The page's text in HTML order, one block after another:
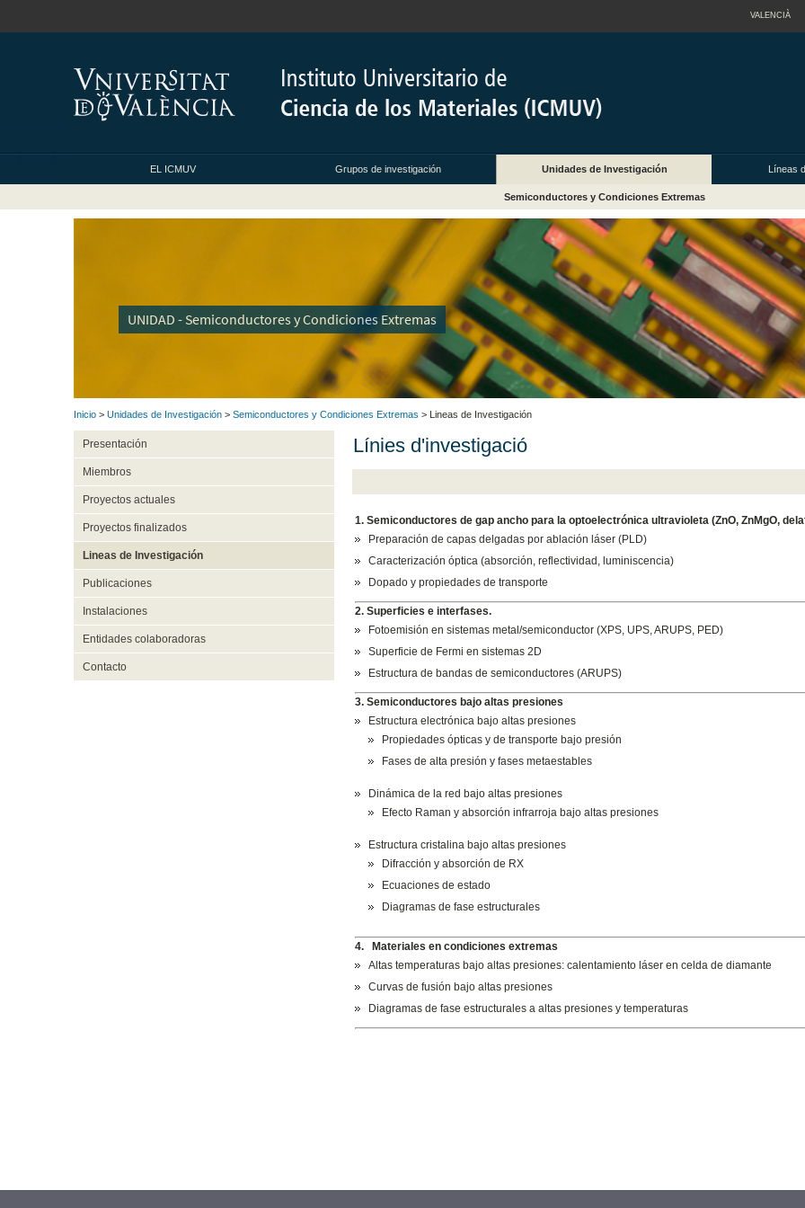
VALENCIÀ
EL ICMUV Grupos de investigación Unidades de Investigación Líneas
Semiconductores y Condiciones Extremas
UNIDAD - Semiconductores y Condiciones Extremas
Inicio > Unidades de Investigación > Semiconductores y Condiciones Extremas > Lineas de Investigación
Presentación
Miembros
Proyectos actuales
Proyectos finalizados
Lineas de Investigación
Publicaciones
Instalaciones
Entidades colaboradoras
Contacto
Línies d'investigació
1. Semiconductores de gap ancho para la optoelectrónica ultravioleta (ZnO, ZnMgO,
Preparación de capas delgadas por ablación láser (PLD)
Caracterización óptica (absorción, reflectividad, luminiscencia)
Dopado y propiedades de transporte
2. Superficies e interfases.
Fotoemisión en sistemas metal/semiconductor (XPS, UPS, ARUPS, PED)
Superficie de Fermi en sistemas 2D
Estructura de bandas de semiconductores (ARUPS)
3. Semiconductores bajo altas presiones
Estructura electrónica bajo altas presiones
Propiedades ópticas y de transporte bajo presión
Fases de alta presión y fases metaestables
Dinámica de la red bajo altas presiones
Efecto Raman y absorción infrarroja bajo altas presiones
Estructura cristalina bajo altas presiones
Difracción y absorción de RX
Ecuaciones de estado
Diagramas de fase estructurales
4. Materiales en condiciones extremas
Altas temperaturas bajo altas presiones: calentamiento láser en celda de diamante
Curvas de fusión bajo altas presiones
Diagramas de fase estructurales a altas presiones y temperaturas